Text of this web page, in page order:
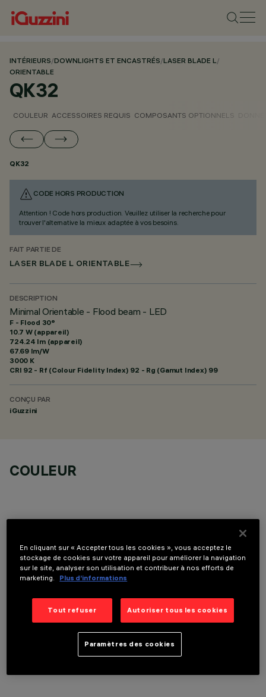
INTÉRIEURS/DOWNLIGHTS ET ENCASTRÉS/LASER BLADE L/
ORIENTABLE
QK32
COULEUR ACCESSOIRES REQUIS COMPOSANTS OPTIONNELS
QK32
CODE HORS PRODUCTION
Attention ! Code hors production. Veuillez utiliser la recherche pour
trouver l'alternative la mieux adaptée à vos besoins.
FAIT PARTIE DE
LASER BLADE L ORIENTABLE
DESCRIPTION
Minimal Orientable - Flood beam - LED
F - Flood 30°
10.7 W (appareil)
724.24 lm (appareil)
67.69 lm/W
3000 K
CRI 92 - Rf (Colour Fidelity Index) 92 - Rg (Gamut Index) 99
CONÇU PAR
iGuzzini
COULEUR
ACCESSOIRES REQUIS
Il est nécessaire de commander l'un des accessoires requis pour installer et utiliser correctement
COMPOSANTS OPTIONNELS
En cliquant sur « Accepter tous les cookies », vous acceptez le
stockage de cookies sur votre appareil pour améliorer la navigation
sur le site, analyser son utilisation et contribuer à nos efforts de
marketing.
Plus d’informations
Tout refuser Autoriser tous les cookies
Paramètres des cookies